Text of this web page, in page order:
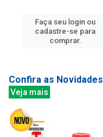
Faça seu login ou
cadastre-se para
comprar.
Confira as Novidades
Veja mais